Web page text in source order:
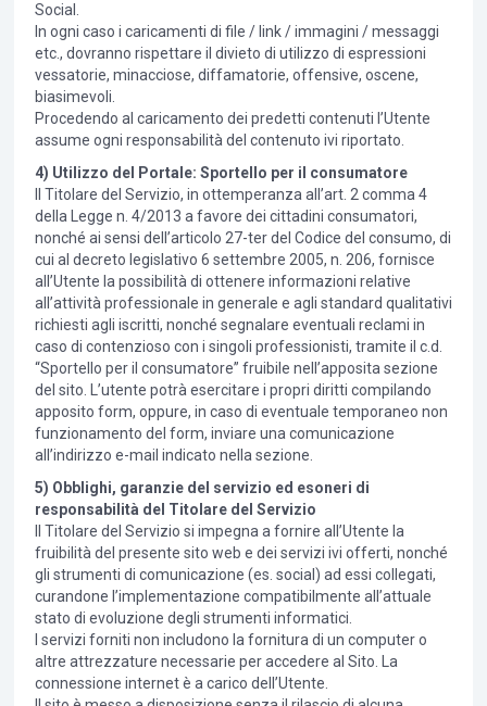
Social.
In ogni caso i caricamenti di file / link / immagini / messaggi
etc., dovranno rispettare il divieto di utilizzo di espressioni
vessatorie, minacciose, diffamatorie, offensive, oscene,
biasimevoli.
Procedendo al caricamento dei predetti contenuti l’Utente
assume ogni responsabilità del contenuto ivi riportato.
4) Utilizzo del Portale: Sportello per il consumatore
Il Titolare del Servizio, in ottemperanza all’art. 2 comma 4
della Legge n. 4/2013 a favore dei cittadini consumatori,
nonché ai sensi dell’articolo 27-ter del Codice del consumo, di
cui al decreto legislativo 6 settembre 2005, n. 206, fornisce
all’Utente la possibilità di ottenere informazioni relative
all’attività professionale in generale e agli standard qualitativi
richiesti agli iscritti, nonché segnalare eventuali reclami in
caso di contenzioso con i singoli professionisti, tramite il c.d.
“Sportello per il consumatore” fruibile nell’apposita sezione
del sito. L’utente potrà esercitare i propri diritti compilando
apposito form, oppure, in caso di eventuale temporaneo non
funzionamento del form, inviare una comunicazione
all’indirizzo e-mail indicato nella sezione.
5) Obblighi, garanzie del servizio ed esoneri di
responsabilità del Titolare del Servizio
Il Titolare del Servizio si impegna a fornire all’Utente la
fruibilità del presente sito web e dei servizi ivi offerti, nonché
gli strumenti di comunicazione (es. social) ad essi collegati,
curandone l’implementazione compatibilmente all’attuale
stato di evoluzione degli strumenti informatici.
I servizi forniti non includono la fornitura di un computer o
altre attrezzature necessarie per accedere al Sito. La
connessione internet è a carico dell’Utente.